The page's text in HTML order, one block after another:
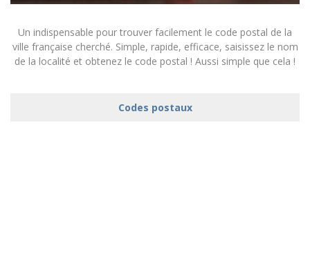
Un indispensable pour trouver facilement le code postal de la
ville française cherché. Simple, rapide, efficace, saisissez le nom
de la localité et obtenez le code postal ! Aussi simple que cela !
Codes postaux